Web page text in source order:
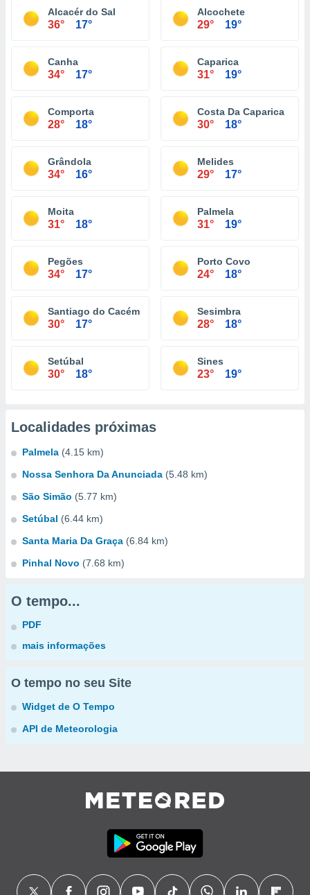
Alcacér do Sal
36° 17°
Alcochete
29° 19°
Canha
34° 17°
Caparica
31° 19°
Comporta
28° 18°
Costa Da Caparica
30° 18°
Grândola
34° 16°
Melides
29° 17°
Moita
31° 18°
Palmela
31° 19°
Pegões
34° 17°
Porto Covo
24° 18°
Santiago do Cacém
30° 17°
Sesimbra
28° 18°
Setúbal
30° 18°
Sines
23° 19°
Localidades próximas
Palmela (4.15 km)
Nossa Senhora Da Anunciada (5.48 km)
São Simão (5.77 km)
Setúbal (6.44 km)
Santa Maria Da Graça (6.84 km)
Pinhal Novo (7.68 km)
O tempo...
PDF
mais informações
O tempo no seu Site
Widget de O Tempo
API de Meteorologia